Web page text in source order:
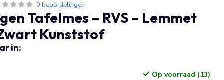
0 beoordelingen
Tafelmes – RVS – Lemmet
Kunststof
in:
Op voorraad (13)